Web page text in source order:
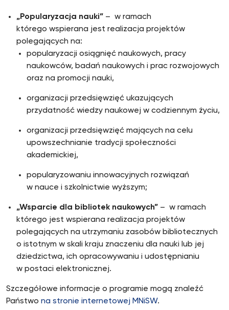
„Popularyzacja nauki” – w ramach
którego wspierana jest realizacja projektów
polegających na:
popularyzacji osiągnięć naukowych, pracy
naukowców, badań naukowych i prac rozwojowych
oraz na promocji nauki,
organizacji przedsięwzięć ukazujących
przydatność wiedzy naukowej w codziennym życiu,
organizacji przedsięwzięć mających na celu
upowszechnianie tradycji społeczności
akademickiej,
popularyzowaniu innowacyjnych rozwiązań
w nauce i szkolnictwie wyższym;
„Wsparcie dla bibliotek naukowych” – w ramach
którego jest wspierana realizacja projektów
polegających na utrzymaniu zasobów bibliotecznych
o istotnym w skali kraju znaczeniu dla nauki lub jej
dziedzictwa, ich opracowywaniu i udostępnianiu
w postaci elektronicznej.
Szczegółowe informacje o programie mogą znaleźć
Państwo na stronie internetowej MNiSW.